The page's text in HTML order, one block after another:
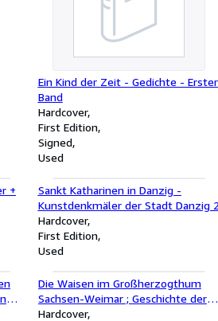
Ein Kind der Zeit - Gedichte - Erster
Band
Hardcover
First Edition
Signed
Used
+
Sankt Katharinen in Danzig -
Kunstdenkmäler der Stadt Danzig 2
Hardcover
First Edition
Used
Die Waisen im Großherzogthum
Sachsen-Weimar ; Geschichte der
Versorgungsanstalt der Waisen
Hardcover